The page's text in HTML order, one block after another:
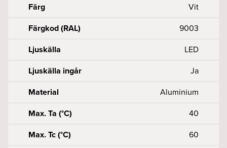
Färg
Vit
Färgkod (RAL)
9003
Ljuskälla
LED
Ljuskälla ingår
Ja
Material
Aluminium
Max. Ta (°C)
40
Max. Tc (°C)
60